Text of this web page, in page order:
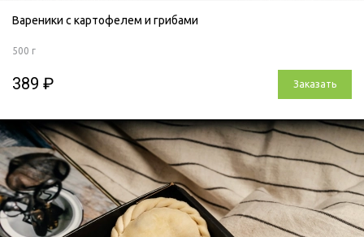
Вареники с картофелем и грибами
500 г
389 ₽ Заказать